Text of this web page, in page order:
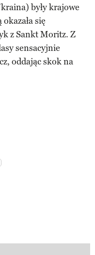
były krajowe
się
z Sankt Moritz. Z
sensacyjnie
oddając skok na